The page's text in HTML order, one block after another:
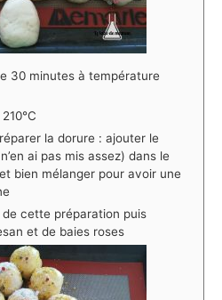
30 minutes à température
la dorure : ajouter le
ai pas mis assez) dans le
bien mélanger pour avoir une
de cette préparation puis
et de baies roses